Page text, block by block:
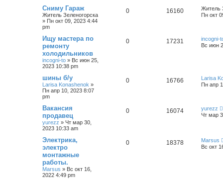
Сниму Гараж
Житель Зеленогорска
» Пн окт 09, 2023 4:44
pm
0 16160
Житель
Пн окт
Ищу мастера по
ремонту
холодильников
incogni-to » Вс июн 25,
2023 10:38 pm
0 17231
incogni-
Вс июн
шины б/у
Larisa Konashenok »
Пн апр 10, 2023 8:07
pm
0 16766
Larisa
Пн апр
Вакансия
продавец
yurezz » Чт мар 30,
2023 10:33 am
0 16074
yurezz
Чт мар
Электрика,
электро
монтажные
работы.
Marsus » Вс окт 16,
2022 4:49 pm
0 18378
Marsus
Вс окт